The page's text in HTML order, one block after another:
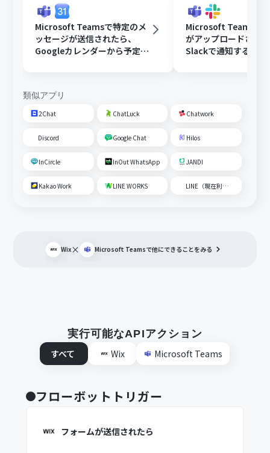
Microsoft Teamsで特定のメ
ッセージが送信されたら、
Googleカレンダーから予定を
Microsoft Teamsに
がアップロードされ
Slackで通知する
類似アプリ
2Chat ChatLuck Chatwork
Discord Google Chat Hilos
InCircle InOut WhatsApp JANDI
Kakao Work LINE WORKS LINE（現在利用不可）
Wix× Microsoft Teamsで他にできることをみる
実行可能なAPIアクション
すべて
Wix Microsoft Teams
フローボットトリガー
フォームが送信されたら